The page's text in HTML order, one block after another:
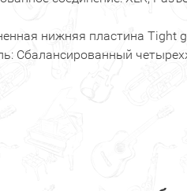
нижняя пластина Tight
Сбалансированный